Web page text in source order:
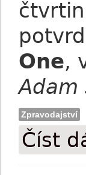
One,
Adam
Zpravodajství
Číst